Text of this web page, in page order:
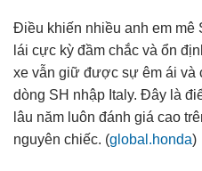
Điều khiến nhiều anh em mê
lái cực kỳ đầm chắc và ổn
xe vẫn giữ được sự êm ái và
dòng SH nhập Italy. Đây là
lâu năm luôn đánh giá cao
nguyên chiếc. (global.honda)